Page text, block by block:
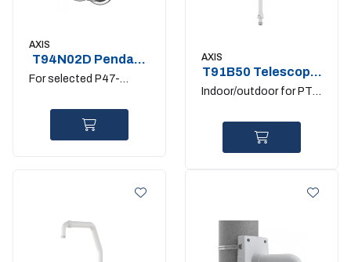
AXIS
T94N02D Pendant
kit
For selected P47-
AXIS
T91B50 Telescopic
Ceil Mount
Indoor/outdoor for PTZ